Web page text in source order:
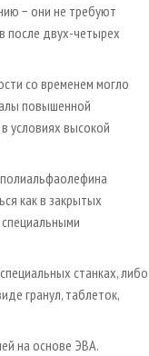
− они не требуют
после двух-четырех
со временем могло
повышенной
условиях высокой
как в закрытых
станках, либо
гранул, таблеток,
на основе ЭВА.